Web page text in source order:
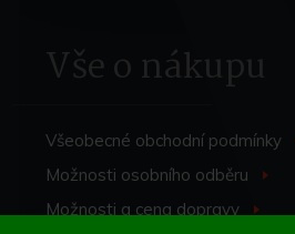
Vše o nákupu
Všeobecné obchodní podmínky
Možnosti osobního odběru
Možnosti a cena dopravy
>